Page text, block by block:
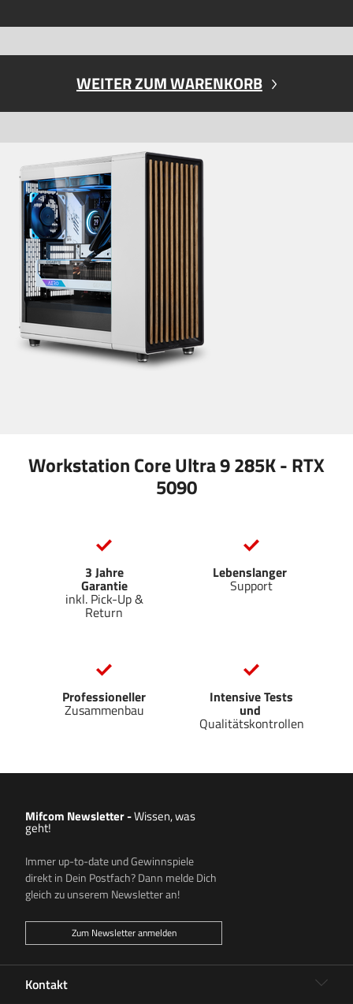
WEITER ZUM WARENKORB
Workstation Core Ultra 9 285K - RTX
5090
3 Jahre
Garantie
inkl. Pick-Up &
Return
Lebenslanger
Support
Professioneller
Zusammenbau
Intensive Tests
und
Qualitätskontrollen
Kontakt
Mifcom Newsletter-Wissen, was
geht!
Immer up-to-date und Gewinnspiele
direkt in Dein Postfach? Dann melde Dich
gleich zu unserem Newsletter an!
Zum Newsletter anmelden